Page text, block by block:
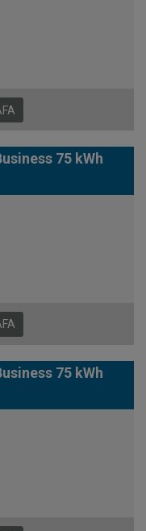
75 kWh
75 kWh